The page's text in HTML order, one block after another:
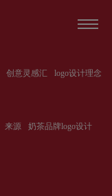
创意灵感汇
logo设计理念
来源
奶茶品牌logo设计